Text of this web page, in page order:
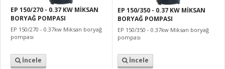
EP 150/270 - 0.37 KW MİKSAN
BORYAĞ POMPASI
EP 150/270 - 0.37kw Miksan boryağ
pompası
İncele
EP 150/350 - 0.37 KW MİKSAN
BORYAĞ POMPASI
EP 150/350 - 0.37kw Miksan boryağ
pompası
İncele